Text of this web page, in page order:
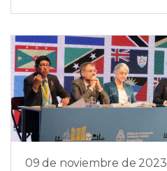
09 de noviembre de 2023